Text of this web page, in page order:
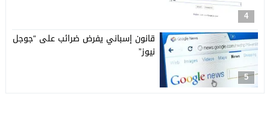
4
5
قانون إسباني يفرض ضرائب على “جوجل
نيوز”